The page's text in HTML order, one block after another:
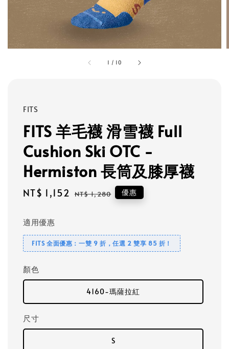
1 / 10
FITS
FITS 羊毛襪 滑雪襪 Full
Cushion Ski OTC -
Hermiston 長筒及膝厚襪
Sale
NT$ 1,152 Regular
NT$ 1,280 優惠
適用優惠
FITS 全面優惠：一雙 9 折，任選 2 雙享 85 折！
顏色
4160-瑪薩拉紅
尺寸
S